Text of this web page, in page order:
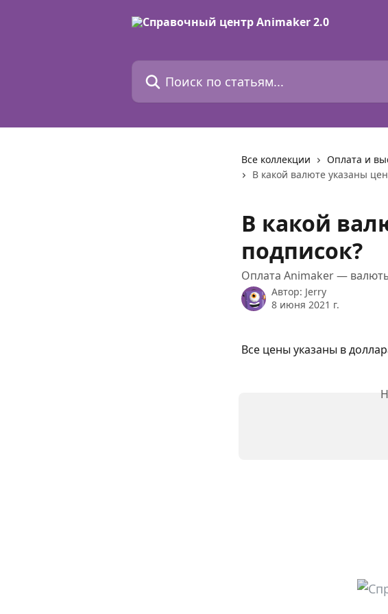
Поиск по статьям...
Все коллекции Оплата и
В какой валюте указаны
В какой
подписок?
Оплата Animaker —
Автор: Jerry
8 июня 2021 г.
Все цены указаны в